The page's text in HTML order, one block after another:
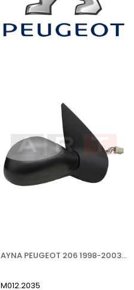
AYNA PEUGEOT 206 1998-2003 ELEKTRİKLİ ISITMALI ASTARLI SENSÖRLÜ SAĞ
M012.2035